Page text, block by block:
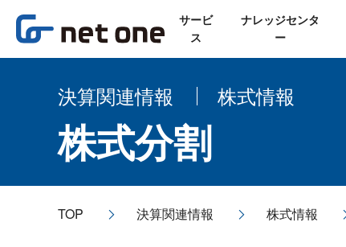
サービ
ス
ナレッジセンタ
ー
決算関連情報 株式情報
株式分割
TOP 決算関連情報 株式情報